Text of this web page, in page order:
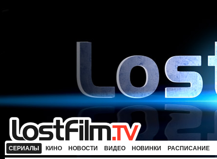
СЕРИАЛЫ КИНО НОВОСТИ ВИДЕО НОВИНКИ РАСПИСАНИЕ